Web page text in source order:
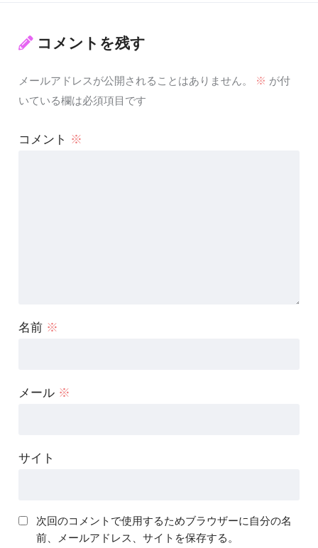
コメントを残す
メールアドレスが公開されることはありません。 ※ が付
いている欄は必須項目です
コメント ※
名前 ※
メール ※
サイト
次回のコメントで使用するためブラウザーに自分の名
前、メールアドレス、サイトを保存する。